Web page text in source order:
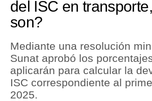
Mercados
Perú
Política
Tu Dinero
Finanzas Personales
del ISC en
son?
Mediante una resolución
Sunat aprobó los
aplicarán para calcular la
ISC correspondiente al
2025.